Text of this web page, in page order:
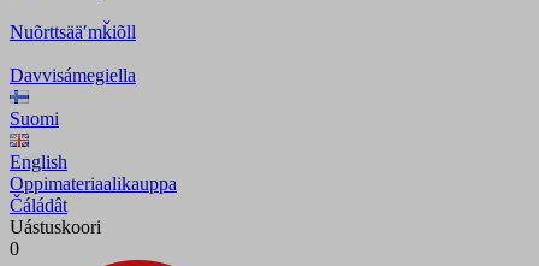
Nuõrttsääʹmǩiõll
Davvisámegiella
Suomi
English
Oppimateriaalikauppa
Čáládât
Uástuskoori
0